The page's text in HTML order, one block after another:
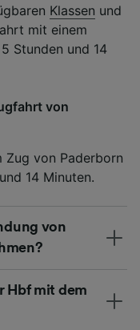
Klassen und
mit einem
Stunden und 14
von
Zug von Paderborn
14 Minuten.
von
Hbf mit dem